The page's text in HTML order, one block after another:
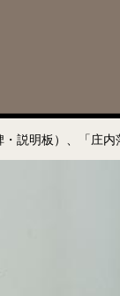
説明板）、「庄